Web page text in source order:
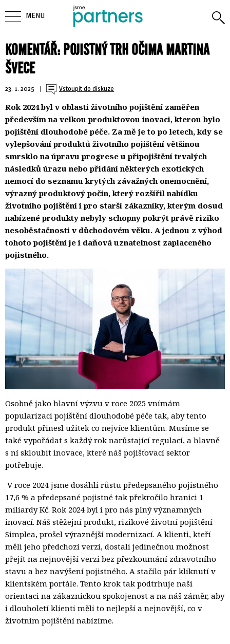
KOMENTÁŘ: POJISTNÝ TRH OČIMA MARTINA
ŠVECE
23. 1. 2025 | Vstoupit do diskuze
Rok 2024 byl v oblasti životního pojištění zaměřen
především na velkou produktovou inovaci, kterou bylo
pojištění dlouhodobé péče. Za mě je to po letech, kdy se
vylepšování produktů životního pojištění většinou
smrsklo na úpravu progrese u připojištění trvalých
následků úrazu nebo přidání některých exotických
nemocí do seznamu krytých závažných onemocnění,
výrazný produktový počin, který rozšířil nabídku
životního pojištění i pro starší zákazníky, kterým dosud
nabízené produkty nebyly schopny pokrýt právě riziko
nesoběstačnosti v důchodovém věku. A jednou z výhod
tohoto pojištění je i daňová uznatelnost zaplaceného
pojistného.
Osobně jako hlavní výzvu v roce 2025 vnímám
popularizaci pojištění dlouhodobé péče tak, aby tento
produkt přinesl užitek co nejvíce klientům. Musíme se
také vypořádat s každý rok narůstající regulací, a hlavně
s ní skloubit inovace, které náš pojišťovací sektor
potřebuje.
V roce 2024 jsme dosáhli růstu předepsaného pojistného
17,6 % a předepsané pojistné tak překročilo hranici 1
miliardy Kč. Rok 2024 byl i pro nás plný významných
inovací. Náš stěžejní produkt, rizikové životní pojištění
Simplea, prošel výraznější modernizací. A klienti, kteří
měli jeho předchozí verzi, dostali jedinečnou možnost
přejít na nejnovější verzi bez přezkoumání zdravotního
stavu a bez navýšení pojistného. A stačilo pár kliknutí v
klientském portále. Tento krok tak podtrhuje naši
orientaci na zákaznickou spokojenost a na náš záměr, aby
i dlouholetí klienti měli to nejlepší a nejnovější, co v
životním pojištění nabízíme.
MENU